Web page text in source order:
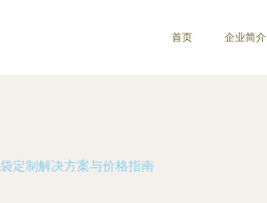
首页 企业简介
定制解决方案与价格指南